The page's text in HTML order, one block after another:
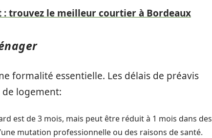
: trouvez le meilleur courtier à Bordeaux
formalité essentielle. Les délais de préavis
logement:
est de 3 mois, mais peut être réduit à 1 mois dans des
mutation professionnelle ou des raisons de santé.